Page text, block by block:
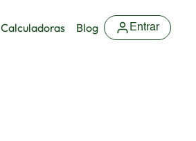
Calculadoras Blog Entrar